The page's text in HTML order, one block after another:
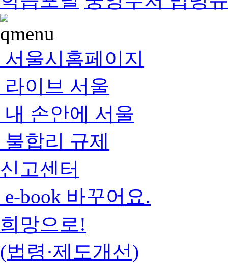
서울시홈페이지
라이브 서울
내 손안에 서울
불합리 규제
신고센터
e-book 바꾸어요.
희망으로!
(법령·제도개선)